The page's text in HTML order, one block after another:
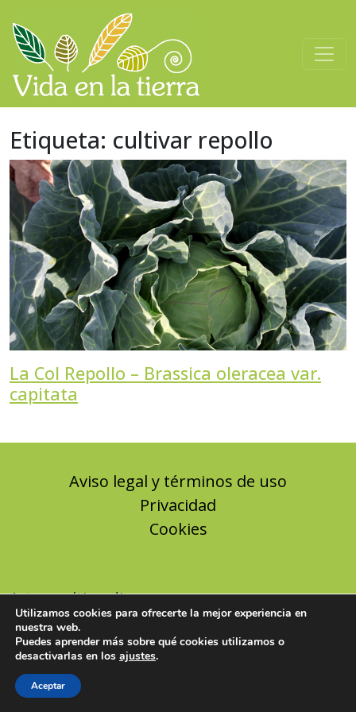
Saltar al contenido
Navegación principal
Etiqueta: cultivar repollo
La Col Repollo – Brassica oleracea var.
capitata
Aviso legal y términos de uso
Privacidad
Cookies
Arteymultimedia.com
Utilizamos cookies para ofrecerte la mejor experiencia en
nuestra web.
Puedes aprender más sobre qué cookies utilizamos o
desactivarlas en los ajustes.
Aceptar